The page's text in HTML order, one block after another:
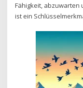
Fähigkeit, abzuwarten
ist ein